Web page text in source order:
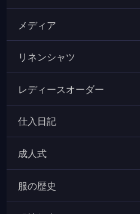
メディア
リネンシャツ
レディースオーダー
仕入日記
成人式
服の歴史